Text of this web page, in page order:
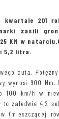
201
zasili
KM w
5,2 litra.
auta.
wynosi 900 Nm.
km/h w
zaledwie 4,2
(mieszczącej